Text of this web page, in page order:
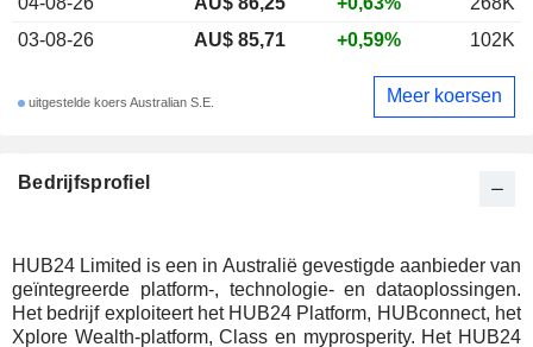
Bedrijfsprofiel
HUB24 Limited is een in Australië gevestigde aanbieder van
geïntegreerde platform-, technologie- en dataoplossingen.
Het bedrijf exploiteert het HUB24 Platform, HUBconnect, het
Xplore Wealth-platform, Class en myprosperity. Het HUB24
03-08-26
AU$ 85,71 +0,59% 102K
uitgestelde koers Australian S.E. Meer koersen